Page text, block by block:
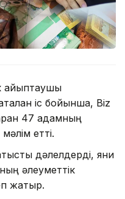
айыптаушы
іс бойынша, Biz
47 адамның
етті.
дәлелдерді, яғни
әлеуметтік
жатыр.